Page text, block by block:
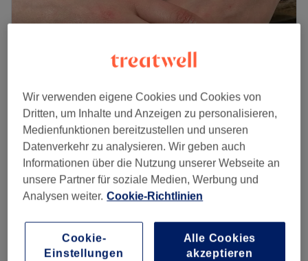
Bei Anni Nails in Hamburg-Eppendorf kriegst du die
allerschönsten Nägel - mit top Qualität zu fairen Preisen!
Hier findest du ein breites Angebot an Nagelmodellagen,
Maniküren und Pediküren. Komm vorbei und lass dich
überzeugen.
Nächste öffentliche Verkehrsmittel:
Gegenüber von dem Salon befindet sich die
Bushaltestelle Eppendorfer Marktplatz.
Kelly Nails
Hoheluft, Hamburg
Auf Karte anzeigen
Nebenzeiten
Wir verwenden eigene Cookies und Cookies von
Dritten, um Inhalte und Anzeigen zu personalisieren,
Medienfunktionen bereitzustellen und unseren
Datenverkehr zu analysieren. Wir geben auch
Informationen über die Nutzung unserer Webseite an
unsere Partner für soziale Medien, Werbung und
Analysen weiter. Cookie-Richtlinien
Cookie-
Einstellungen
Alle Cookies
akzeptieren